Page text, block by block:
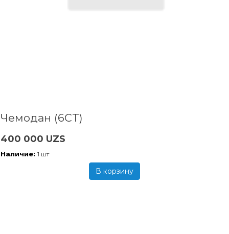
Чемодан (6CT)
400 000 UZS
Наличие: 1 шт
В корзину